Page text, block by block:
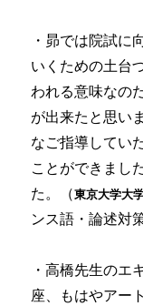
・昴では院試に
いくための土台
われる意味なの
が出来たと思い
なご指導してい
ことができまし
た。（東京大学大
ンス語・論述対
・高橋先生のエ
座、もはやアー